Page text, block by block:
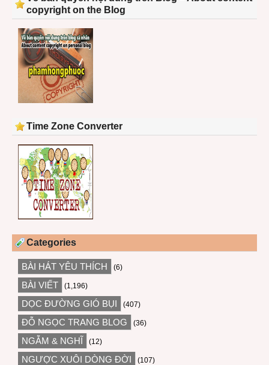
copyright on the Blog
Time Zone Converter
Categories
BÀI HÁT YÊU THÍCH (6)
BÀI VIẾT (1,196)
DỌC ĐƯỜNG GIÓ BỤI (407)
ĐỖ NGỌC TRANG BLOG (36)
NGẪM & NGHĨ (12)
NGƯỢC XUÔI DÒNG ĐỜI (107)